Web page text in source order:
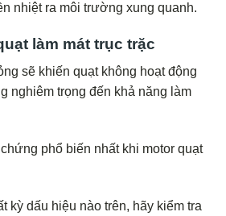
nhiệt ra môi trường xung quanh.
làm mát trục trặc
sẽ khiến quạt không hoạt động
nghiêm trọng đến khả năng làm
phổ biến nhất khi motor quạt
kỳ dấu hiệu nào trên, hãy kiểm tra